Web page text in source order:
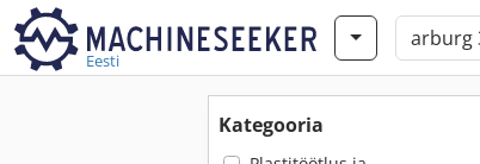
Eesti
Kategooria